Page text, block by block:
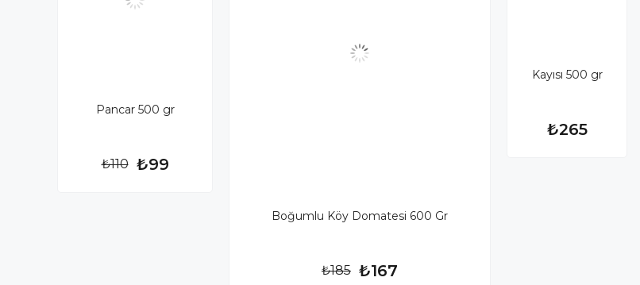
Pancar 500 gr
₺99
₺110
Boğumlu Köy Domatesi 600 Gr
₺167
₺185
Kayısı 500 gr
₺265